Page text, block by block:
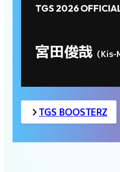
TGS 2026
宮田俊哉 （Kis-
TGS BOOSTERZ